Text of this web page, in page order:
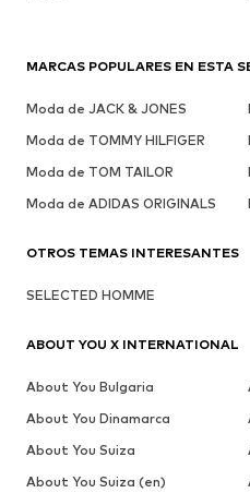
MARCAS POPULARES EN ESTA
Moda de JACK & JONES
Moda de TOMMY HILFIGER
Moda de TOM TAILOR
Moda de ADIDAS ORIGINALS
OTROS TEMAS INTERESANTES
SELECTED HOMME
ABOUT YOU X INTERNATIONAL
About You Bulgaria
About You Dinamarca
About You Suiza
About You Suiza (en)